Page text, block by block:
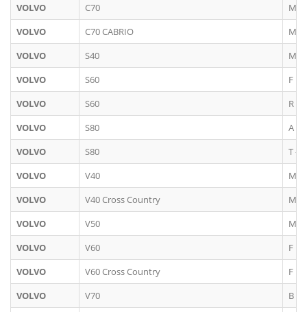
VOLVO C70
M
VOLVO
C70 CABRIO
M
VOLVO
S40
M
VOLVO
S60
F
VOLVO
S60
R - H
VOLVO
S80
A
VOLVO
S80
T -
VOLVO
V40
M
VOLVO
V40 Cross Country
M
VOLVO
V50
M
VOLVO
V60
F
VOLVO
V60 Cross Country
F
VOLVO
V70
B